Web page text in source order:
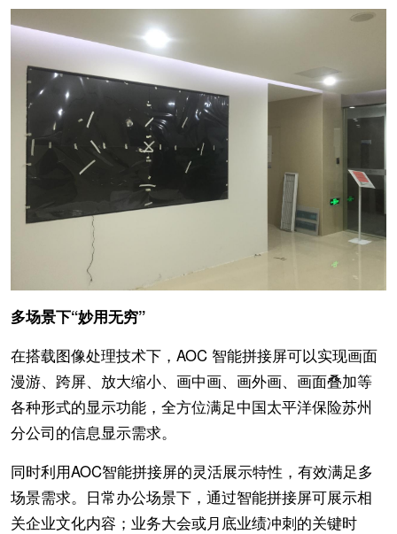
多场景下“妙用无穷”
在搭载图像处理技术下，AOC 智能拼接屏可以实现画面
漫游、跨屏、放大缩小、画中画、画外画、画面叠加等
各种形式的显示功能，全方位满足中国太平洋保险苏州
分公司的信息显示需求。
同时利用AOC智能拼接屏的灵活展示特性，有效满足多
场景需求。日常办公场景下，通过智能拼接屏可展示相
关企业文化内容；业务大会或月底业绩冲刺的关键时